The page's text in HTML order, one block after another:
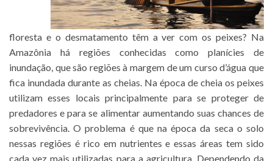
floresta e o desmatamento têm a ver com os peixes? Na
Amazônia há regiões conhecidas como planícies de
inundação, que são regiões à margem de um curso d’água que
fica inundada durante as cheias. Na época de cheia os peixes
utilizam esses locais principalmente para se proteger de
predadores e para se alimentar aumentando suas chances de
sobrevivência. O problema é que na época da seca o solo
nessas regiões é rico em nutrientes e essas áreas tem sido
cada vez mais utilizadas para a agricultura. Dependendo da